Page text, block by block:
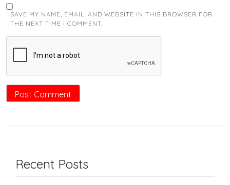
SAVE MY NAME, EMAIL, AND WEBSITE IN THIS BROWSER FOR
THE NEXT TIME I COMMENT.
Recent Posts